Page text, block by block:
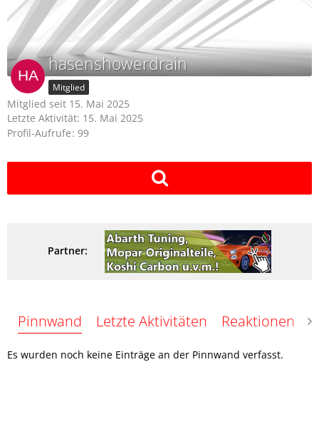
hasenshowerdrain
Mitglied
Mitglied seit 15. Mai 2025
Letzte Aktivität: 15. Mai 2025
Profil-Aufrufe 99
Partner:
Pinnwand Letzte Aktivitäten Reaktionen
Es wurden noch keine Einträge an der Pinnwand verfasst.